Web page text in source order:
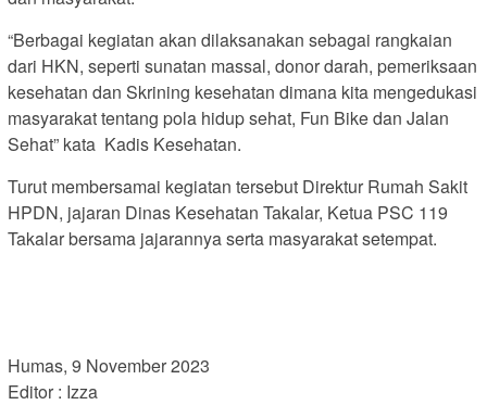
“Berbagai kegiatan akan dilaksanakan sebagai rangkaian
dari HKN, seperti sunatan massal, donor darah, pemeriksaan
kesehatan dan Skrining kesehatan dimana kita mengedukasi
masyarakat tentang pola hidup sehat, Fun Bike dan Jalan
Sehat” kata Kadis Kesehatan.
Turut membersamai kegiatan tersebut Direktur Rumah Sakit
HPDN, jajaran Dinas Kesehatan Takalar, Ketua PSC 119
Takalar bersama jajarannya serta masyarakat setempat.
Humas, 9 November 2023
Editor : Izza